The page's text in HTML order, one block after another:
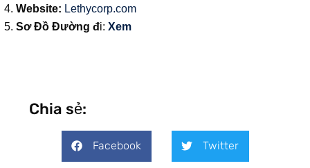
Website: Lethycorp.com
Sơ Đồ Đường đi: Xem
Chia sẻ:
Facebook Twitter